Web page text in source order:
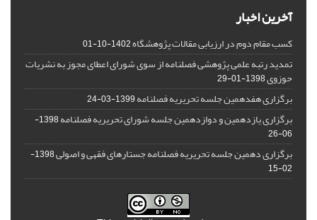
آخرین اخبار
کسب مقام دوم در ارزیابی مقالات پژوهشگاه1402-10-01
تمدید رتبه علمی پژوهشی فصلنامه از سوی شورای اعطای مجوز به نشریات
حوزوی1398-01-29
برگزاری هفدهمین جلسه تحریریه فصلنامه1399-03-24
برگزاری یازدهمین و دوازدهمین جلسه شورای تحریریه فصلنامه
1398-
06-26
برگزاری دهمین جلسه تحریریه فصلنامه جستارهای فقهی و اصولی
1398-
02-15